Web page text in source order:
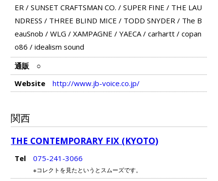
ER/ SUNSET CRAFTSMAN CO. / SUPER FINE / THE LAU
NDRESS / THREE BLIND MICE / TODD SNYDER/ The B
eauSnob / WLG / XAMPAGNE / YAECA/ carhartt/ copan
o86 / idealism sound
通販
○
Website
http://www.jb-voice.co.jp/
関西
THE CONTEMPORARY FIX (KYOTO)
Tel 075-241-3066
※コレクトを見たというとスムーズです。